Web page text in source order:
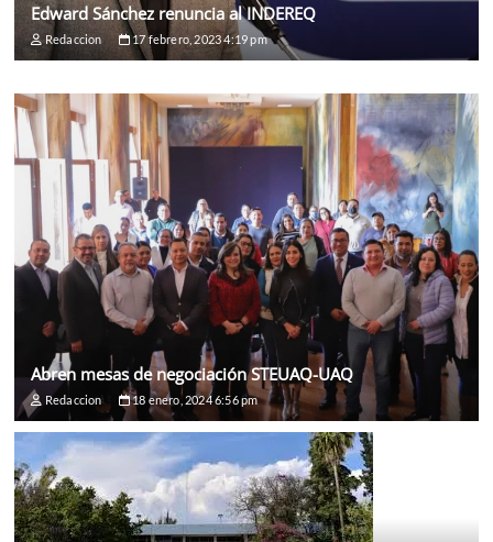
Edward Sánchez renuncia al INDEREQ
Redaccion 17 febrero, 2023 4:19 pm
Abren mesas de negociación STEUAQ-UAQ
Redaccion 18 enero, 2024 6:56 pm